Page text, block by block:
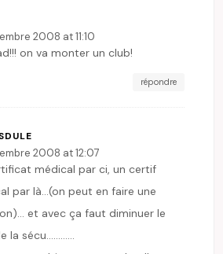
2008 at 11:10
on va monter un club!
répondre
2008 at 12:07
médical par ci, un certif
par là…(on peut en faire une
et avec ça faut diminuer le
la sécu…………